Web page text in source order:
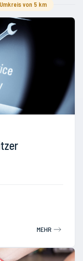
von 5 km
MEHR